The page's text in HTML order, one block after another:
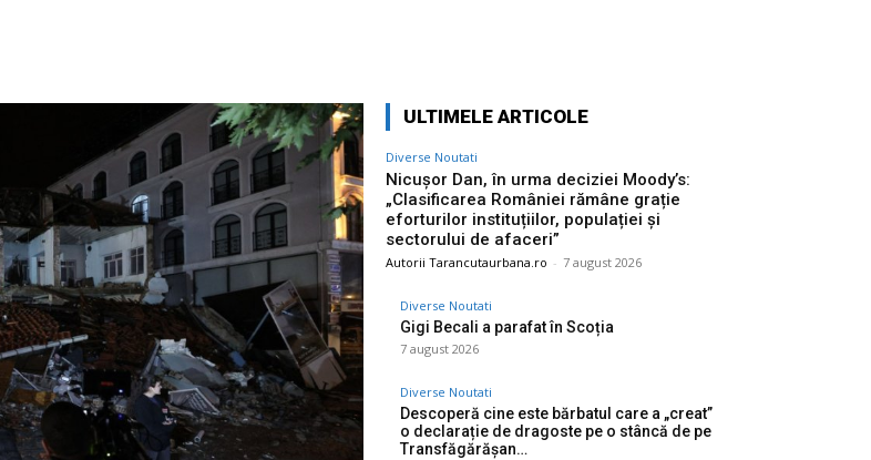
ULTIMELE ARTICOLE
Diverse Noutati
Nicușor Dan, în urma deciziei Moody’s:
„Clasificarea României rămâne grație
eforturilor instituțiilor, populației și
sectorului de afaceri”
Autorii Tarancutaurbana.ro - 7 august 2026
Diverse Noutati
Gigi Becali a parafat în Scoția
7 august 2026
Diverse Noutati
Descoperă cine este bărbatul care a „creat”
o declarație de dragoste pe o stâncă de pe
Transfăgărășan…